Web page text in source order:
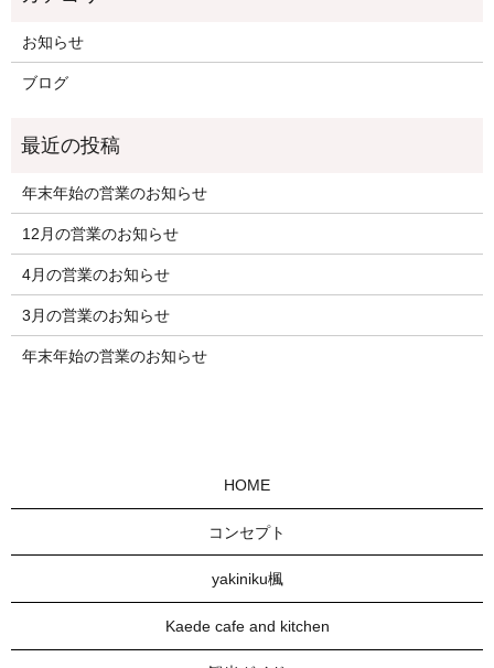
お知らせ
ブログ
年末年始の営業のお知らせ
12月の営業のお知らせ
4月の営業のお知らせ
3月の営業のお知らせ
年末年始の営業のお知らせ
HOME
コンセプト
yakiniku楓
Kaede cafe and kitchen